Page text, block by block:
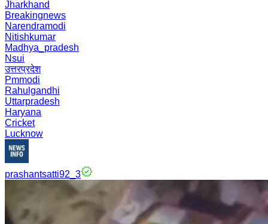
Jharkhand
Breakingnews
Narendramodi
Nitishkumar
Madhya_pradesh
Nsui
उत्तरप्रदेश
Pmmodi
Rahulgandhi
Uttarpradesh
Haryana
Cricket
Lucknow
prashantsatti92_3